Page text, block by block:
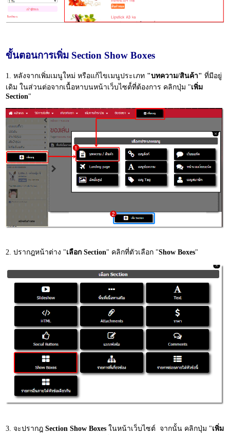
ขั้นตอนการเพิ่ม Section Show Boxes
1. หลังจากเพิ่มเมนูใหม่ หรือแก้ไขเมนูประเภท "บทความ/สินค้า" ที่มีอยู่
เดิม ในส่วนต่อจากเนื้อหาบนหน้าเว็บไซต์์ที่ต้องการ คลิกปุ่ม "เพิ่ม
Section"
2. ปรากฎหน้าต่าง "เลือก Section" คลิกที่ตัวเลือก "Show Boxes"
3. จะปรากฎSection Show Boxes ในหน้าเว็บไซต์ จากนั้น คลิกปุ่ม "เพิ่ม